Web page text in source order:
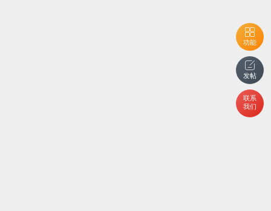
功能
发帖
联系
我们